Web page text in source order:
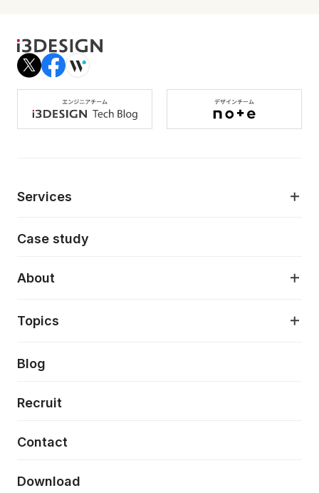
Services
AI駆動開発支援
モダナイゼーション
特徴量エンジニアリングと生成AI
デザインシステム構築支援
フロントエンド開発
Case study
About
About
当社が目指しているもの
Topics
Press release
News
Event/Seminer
Blog
Recruit
Contact
Download